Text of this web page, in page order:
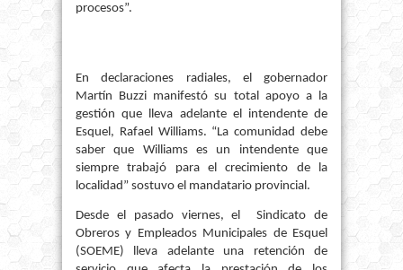
procesos”.
En declaraciones radiales, el gobernador
Martín Buzzi manifestó su total apoyo a la
gestión que lleva adelante el intendente de
Esquel, Rafael Williams. “La comunidad debe
saber que Williams es un intendente que
siempre trabajó para el crecimiento de la
localidad” sostuvo el mandatario provincial.
Desde el pasado viernes, el
Sindicato de
Obreros y Empleados Municipales de Esquel
(SOEME) lleva adelante una retención de